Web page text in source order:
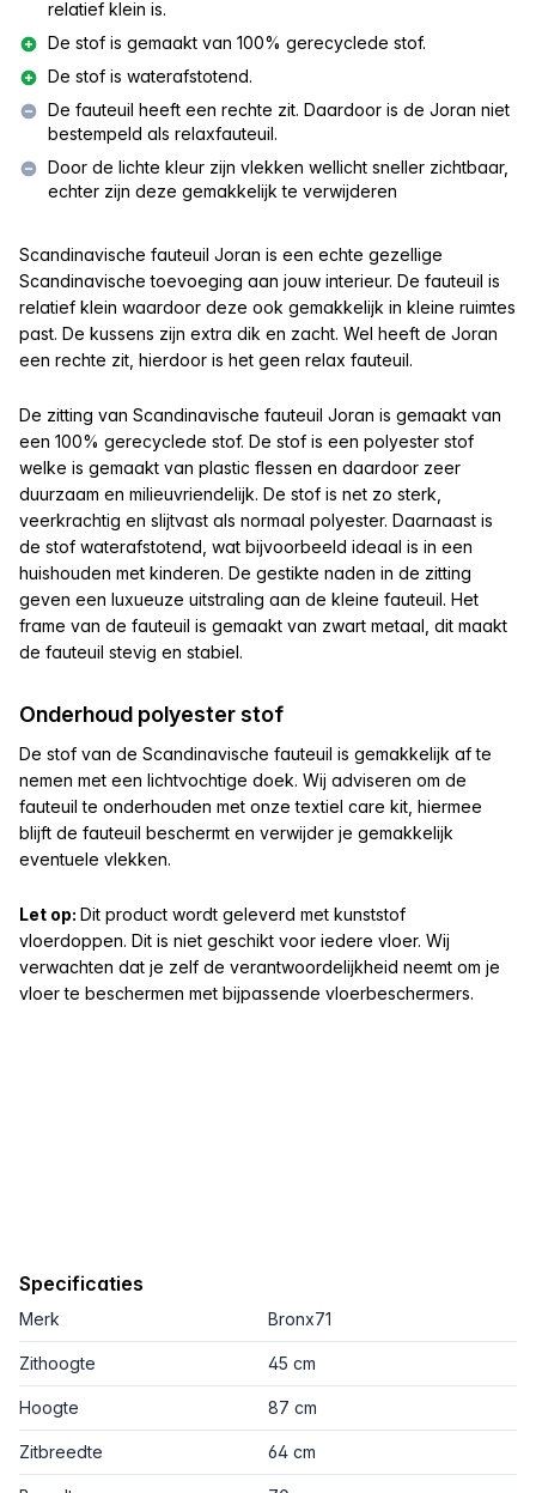
relatief klein is.
De stof is gemaakt van 100% gerecyclede stof.
De stof is waterafstotend.
De fauteuil heeft een rechte zit. Daardoor is de Joran niet
bestempeld als relaxfauteuil.
Door de lichte kleur zijn vlekken wellicht sneller zichtbaar,
echter zijn deze gemakkelijk te verwijderen
Scandinavische fauteuil Joran is een echte gezellige
Scandinavische toevoeging aan jouw interieur. De fauteuil is
relatief klein waardoor deze ook gemakkelijk in kleine ruimtes
past. De kussens zijn extra dik en zacht. Wel heeft de Joran
een rechte zit, hierdoor is het geen relax fauteuil.
De zitting van Scandinavische fauteuil Joran is gemaakt van
een 100% gerecyclede stof. De stof is een polyester stof
welke is gemaakt van plastic flessen en daardoor zeer
duurzaam en milieuvriendelijk. De stof is net zo sterk,
veerkrachtig en slijtvast als normaal polyester. Daarnaast is
de stof waterafstotend, wat bijvoorbeeld ideaal is in een
huishouden met kinderen. De gestikte naden in de zitting
geven een luxueuze uitstraling aan de kleine fauteuil. Het
frame van de fauteuil is gemaakt van zwart metaal, dit maakt
de fauteuil stevig en stabiel.
Onderhoud polyester stof
De stof van de Scandinavische fauteuil is gemakkelijk af te
nemen met een lichtvochtige doek. Wij adviseren om de
fauteuil te onderhouden met onze textiel care kit, hiermee
blijft de fauteuil beschermt en verwijder je gemakkelijk
eventuele vlekken.
Let op: Dit product wordt geleverd met kunststof
vloerdoppen. Dit is niet geschikt voor iedere vloer. Wij
verwachten dat je zelf de verantwoordelijkheid neemt om je
vloer te beschermen met bijpassende vloerbeschermers.
Specificaties
Merk Bronx71
Zithoogte 45 cm
Hoogte 87 cm
Zitbreedte 64 cm